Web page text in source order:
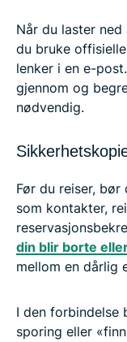
Når du laster
du bruke
lenker i en e-
gjennom og
nødvendig.
Før du reiser, bør
som kontakter,
din blir borte
mellom en dårlig
I den forbindelse
sporing eller